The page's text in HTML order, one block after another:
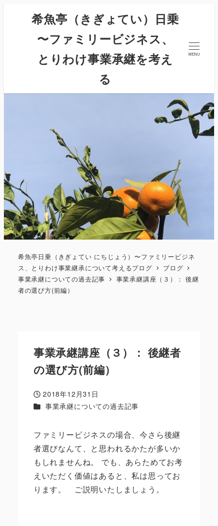
希魚亭（きぎょてい）日乗
〜ファミリービジネス、
とりわけ事業承継を考え
る
MENU
希魚亭日乗（きぎょてい にちじょう）〜ファミリービジネ
ス、とりわけ事業継承について考えるブログ
ブログ
事業承継についての過去記事
事業承継講座（３）： 後継
者の選び方(前編）
事業承継講座（３）： 後継者
の選び方(前編）
投稿日
2018年12月31日
カテゴリー
事業承継についての過去記事
ファミリービジネスの場合、今さら後継
者選びなんて、と思われるかたが多いか
もしれませんね。 でも、あらためてお考
えいただく価値はあると、私は思ってお
ります。 ご説明いたしましょう。